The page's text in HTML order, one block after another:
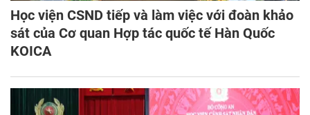
Học viện CSND tiếp và làm việc với đoàn khảo
sát của Cơ quan Hợp tác quốc tế Hàn Quốc
KOICA